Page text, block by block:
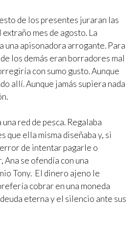
de los presentes juraran las
mes de agosto. La
una apisonadora arrogante. Para
los demás eran borradores mal
con sumo gusto. Aunque
allí. Aunque jamás supiera nada
red de pesca. Regalaba
que ella misma diseñaba y, si
de intentar pagarle o
se ofendía con una
Tony. El dinero ajeno le
cobrar en una moneda
eterna y el silencio ante sus